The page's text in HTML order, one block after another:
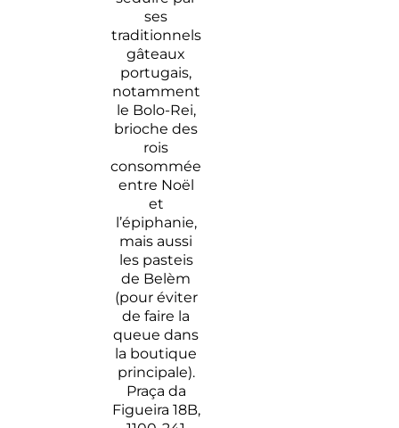
ses
traditionnels
gâteaux
portugais,
notamment
le Bolo-Rei,
brioche des
rois
consommée
entre Noël
et
l’épiphanie,
mais aussi
les pasteis
de Belèm
(pour éviter
de faire la
queue dans
la boutique
principale).
Praça da
Figueira 18B,